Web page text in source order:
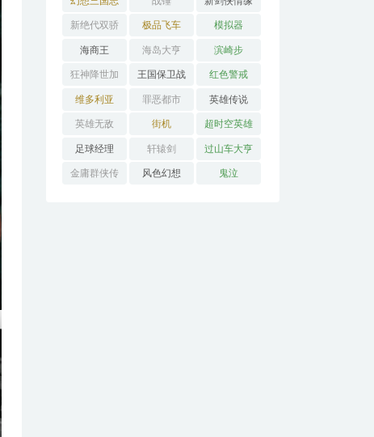
新绝代双骄 极品飞车 模拟器
海商王 海岛大亨 滨崎步
狂神降世加
强版
王国保卫战 红色警戒
维多利亚 罪恶都市 英雄传说
英雄无敌 街机 超时空英雄
传说3
足球经理 轩辕剑 过山车大亨
金庸群侠传 风色幻想 鬼泣